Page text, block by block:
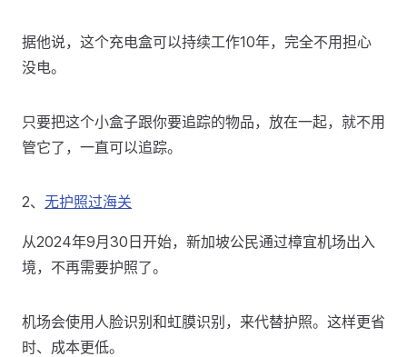
据他说，这个充电盒可以持续工作10年，完全不用担心
没电。
只要把这个小盒子跟你要追踪的物品，放在一起，就不用
管它了，一直可以追踪。
2、 无护照过海关
从2024年9月30日开始，新加坡公民通过樟宜机场出入
境，不再需要护照了。
机场会使用人脸识别和虹膜识别，来代替护照。这样更省
时、成本更低。